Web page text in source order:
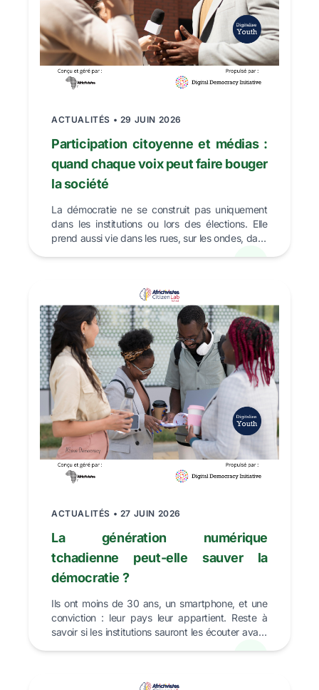
ACTUALITÉS • 29 JUIN 2026
Participation citoyenne et médias :
quand chaque voix peut faire bouger
la société
La démocratie ne se construit pas uniquement
dans les institutions ou lors des élections. Elle
prend aussi vie dans les rues, sur les ondes, dans
ACTUALITÉS • 27 JUIN 2026
La génération numérique
tchadienne peut-elle sauver la
démocratie ?
Ils ont moins de 30 ans, un smartphone, et une
conviction : leur pays leur appartient. Reste à
savoir si les institutions sauront les écouter avant